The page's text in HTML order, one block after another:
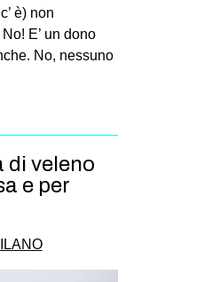
ORIENTE
è) non
E’ un dono
No, nessuno
di veleno
e per